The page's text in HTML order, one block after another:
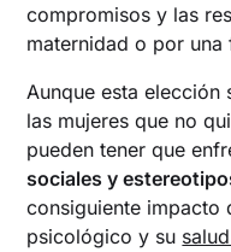
compromisos y las
maternidad o por una
Aunque esta
las mujeres que no
pueden tener que
sociales y
consiguiente impacto
psicológico y su